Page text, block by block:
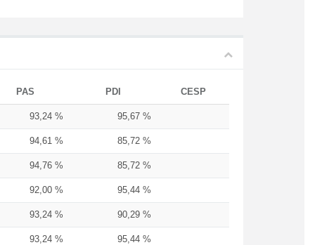
PAS PDI CESP
93,24 % 95,67 %
94,61 % 85,72 %
94,76 % 85,72 %
92,00 % 95,44 %
93,24 % 90,29 %
93,24 % 95,44 %